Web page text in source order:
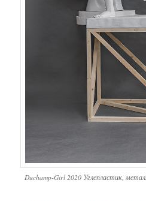
Duchamp-Girl 2020 Углепластик,